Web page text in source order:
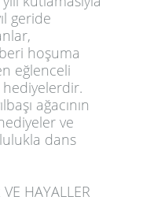
geride
hoşuma
eğlenceli
hediyelerdir.
ağacının
ve
dans
HAYALLER